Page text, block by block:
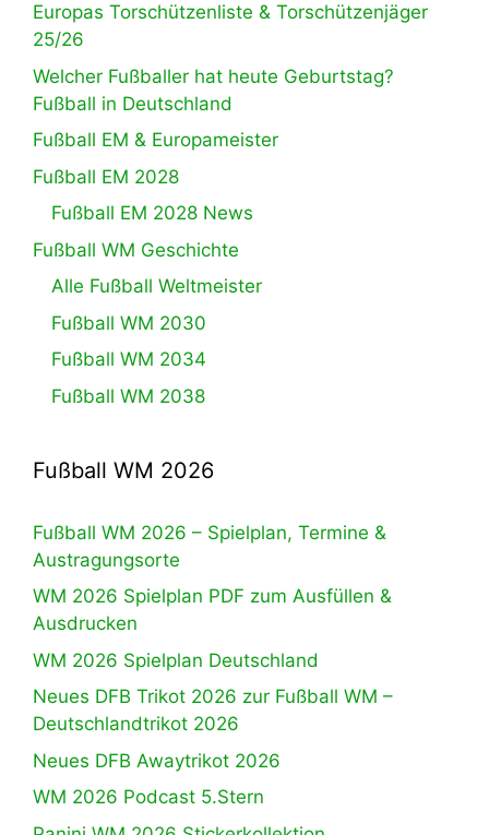
Europas Torschützenliste & Torschützenjäger
25/26
Welcher Fußballer hat heute Geburtstag?
Fußball in Deutschland
Fußball EM & Europameister
Fußball EM 2028
Fußball EM 2028 News
Fußball WM Geschichte
Alle Fußball Weltmeister
Fußball WM 2030
Fußball WM 2034
Fußball WM 2038
Fußball WM 2026
Fußball WM 2026 – Spielplan, Termine &
Austragungsorte
WM 2026 Spielplan PDF zum Ausfüllen &
Ausdrucken
WM 2026 Spielplan Deutschland
Neues DFB Trikot 2026 zur Fußball WM –
Deutschlandtrikot 2026
Neues DFB Awaytrikot 2026
WM 2026 Podcast 5.Stern